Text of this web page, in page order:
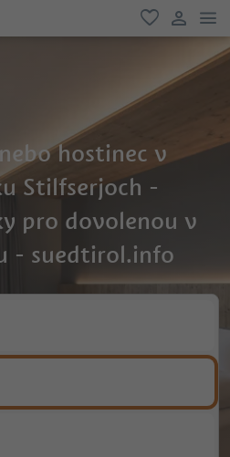
oblíbené
hostinec v
Stilfserjoch -
pro dovolenou v
- suedtirol.info